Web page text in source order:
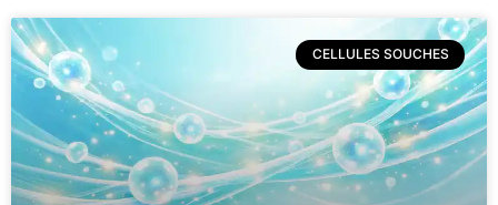
CELLULES SOUCHES